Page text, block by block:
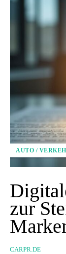
AUTO /
zur
CARPR.DE